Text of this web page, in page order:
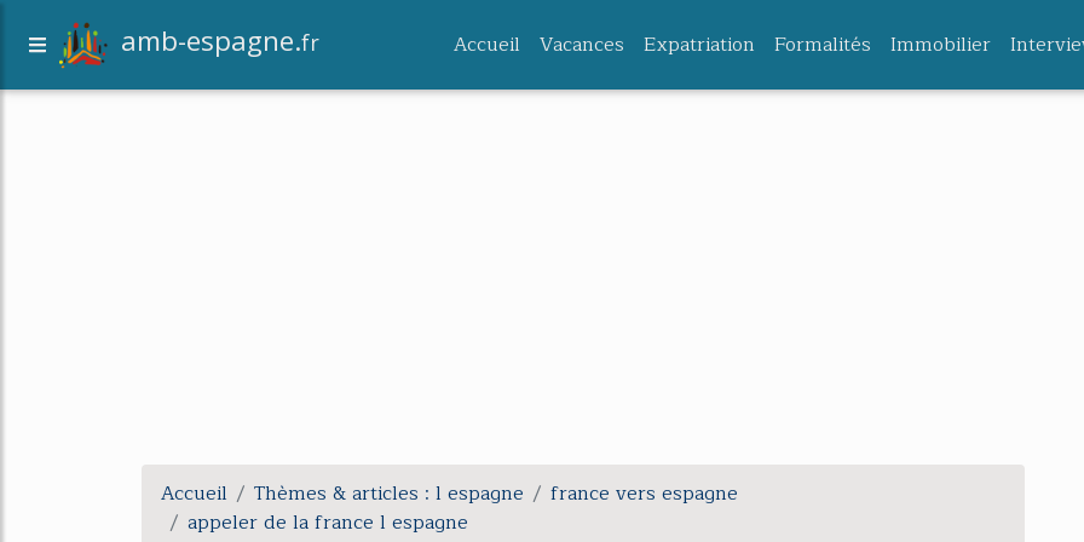
amb-espagne.fr Accueil Vacances Expatriation Formalités Immobilier
Accueil Thèmes & articles : l espagne
france vers espagne
appeler de la france l espagne